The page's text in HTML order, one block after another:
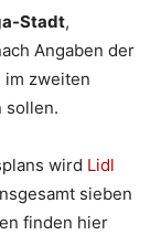
Stadt,
Angaben der
im zweiten
sollen.
wird Lidl
sieben
finden hier